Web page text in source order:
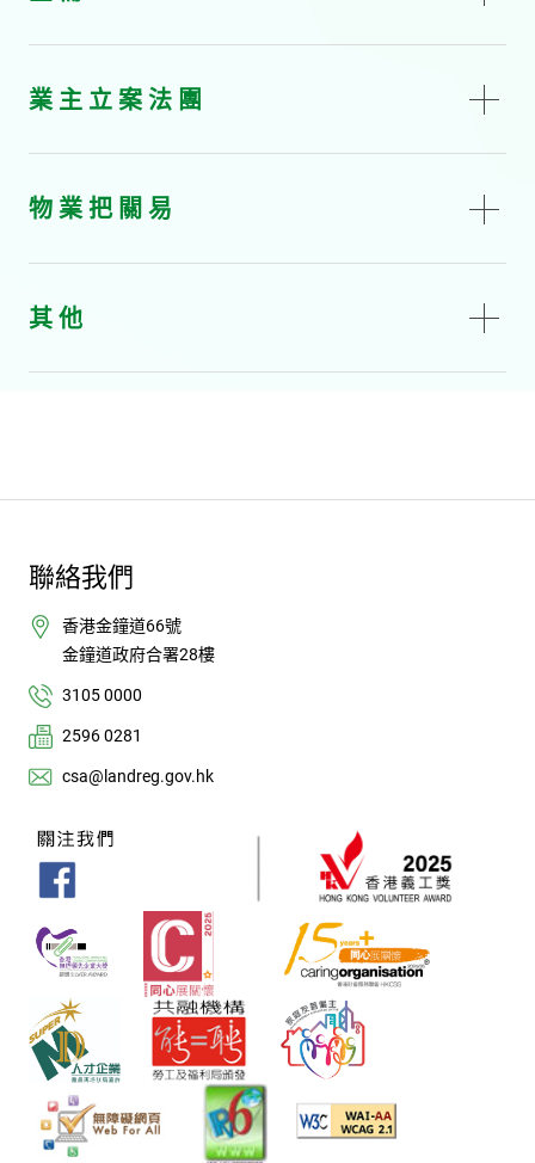
業 主 立 案 法 團
物 業 把 關 易
其 他
聯絡我們
香港金鐘道66號
金鐘道政府合署28樓
3105 0000
2596 0281
csa@landreg.gov.hk